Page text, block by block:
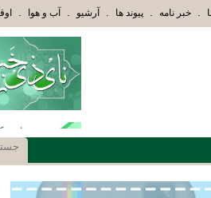
أَحْسَنَهُ أُوْلَئِكَ الَّذِينَ هَدَاهُمُ اللَّهُ وَأُوْلَئِكَ هُمْ. خبر نامه . پیوند ها . آرشیو . آب و هوا .